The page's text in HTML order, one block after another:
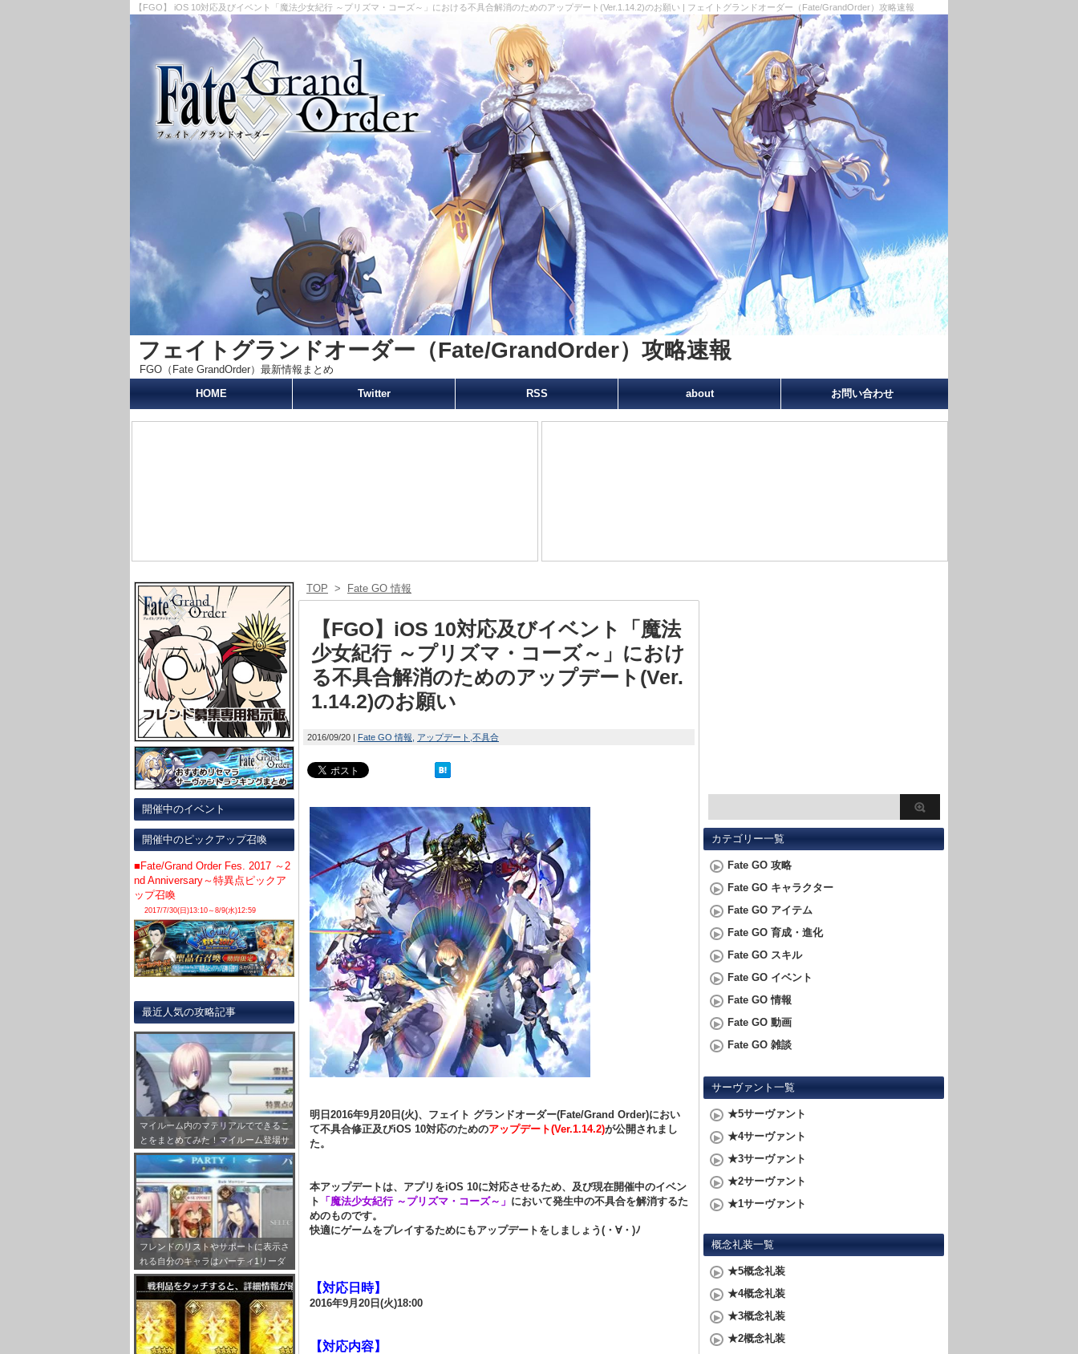
【FGO】 iOS 10対応及びイベント「魔法少女紀行 ～プリズマ・コーズ～」における不具合解消のためのアップデート(Ver.1.14.2)のお願い | フェイトグランドオーダー（Fate/GrandOrder）攻略速報
フェイトグランドオーダー（Fate/GrandOrder）攻略速報
FGO（Fate GrandOrder）最新情報まとめ
HOME
Twitter RSS about お問い合わせ
開催中のイベント
開催中のピックアップ召喚
■Fate/Grand Order Fes. 2017 ～2
nd Anniversary～特異点ピックア
ップ召喚
2017/7/30(日)13:10～8/9(水)12:59
最近人気の攻略記事
マイルーム内のマテリアルでできるこ
とをまとめてみた！マイルーム登場サ
ーヴァント設定も！
フレンドのリストやサポートに表示さ
れる自分のキャラはパーティ1リーダ
ーで固定だぞ！
TOP > Fate GO 情報
【FGO】iOS 10対応及びイベント「魔法
少女紀行 ～プリズマ・コーズ～」におけ
る不具合解消のためのアップデート(Ver.
1.14.2)のお願い
2016/09/20 Fate GO 情報 アップデート 不具合
明日2016年9月20日(火)、フェイト グランドオーダー(Fate/Grand Order)におい
て不具合修正及びiOS 10対応のためのアップデート(Ver.1.14.2)が公開されまし
た。
本アップデートは、アプリをiOS 10に対応させるため、及び現在開催中のイベン
ト 「魔法少女紀行 ～プリズマ・コーズ～」 において発生中の不具合を解消するた
めのものです。
快適にゲームをプレイするためにもアップデートをしましょう(・∀・)ﾉ
【対応日時】
2016年9月20日(火)18:00
【対応内容】
カテゴリー一覧
Fate GO 攻略
Fate GO キャラクター
Fate GO アイテム
Fate GO 育成・進化
Fate GO スキル
Fate GO イベント
Fate GO 情報
Fate GO 動画
Fate GO 雑談
サーヴァント一覧
★5サーヴァント
★4サーヴァント
★3サーヴァント
★2サーヴァント
★1サーヴァント
概念礼装一覧
★5概念礼装
★4概念礼装
★3概念礼装
★2概念礼装